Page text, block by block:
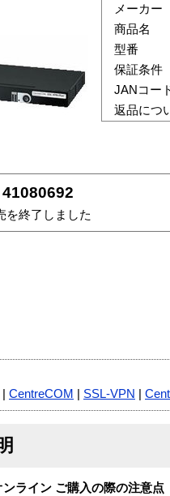
メーカー
商品名
型番
保証条件
JANコー
返品につ
41080692
を終了しました
CentreCOM SSL-VPN
ライン ご購入の際の注意点